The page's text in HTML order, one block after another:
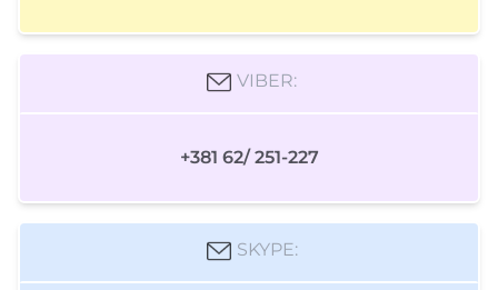
VIBER:
+381 62/ 251-227
SKYPE: